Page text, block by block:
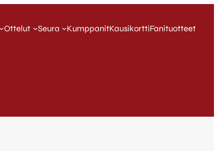
Ottelut Seura KumppanitKausikorttiFanituotteet